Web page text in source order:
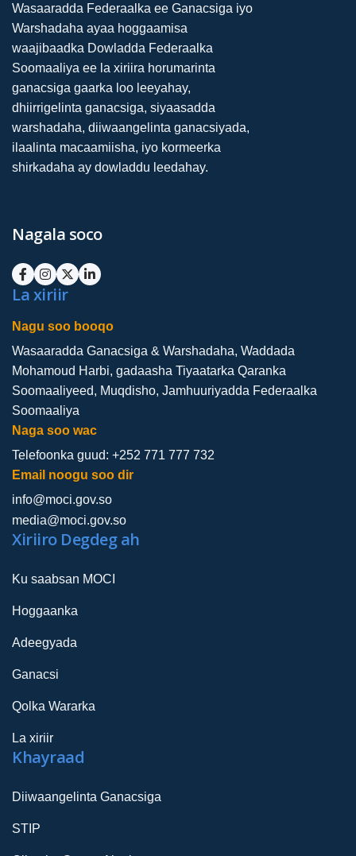
Wasaaradda Federaalka ee Ganacsiga iyo
Warshadaha ayaa hoggaamisa
waajibaadka Dowladda Federaalka
Soomaaliya ee la xiriira horumarinta
ganacsiga gaarka loo leeyahay,
dhiirrigelinta ganacsiga, siyaasadda
warshadaha, diiwaangelinta ganacsiyada,
ilaalinta macaamiisha, iyo kormeerka
shirkadaha ay dowladdu leedahay.
Nagala soco
La xiriir
Nagu soo booqo
Wasaaradda Ganacsiga & Warshadaha, Waddada
Mohamoud Harbi, gadaasha Tiyaatarka Qaranka
Soomaaliyeed, Muqdisho, Jamhuuriyadda Federaalka
Soomaaliya
Naga soo wac
Telefoonka guud: +252 771 777 732
Email noogu soo dir
info@moci.gov.so
media@moci.gov.so
Xiriiro Degdeg ah
Ku saabsan MOCI
Hoggaanka
Adeegyada
Ganacsi
Qolka Wararka
La xiriir
Khayraad
Diiwaangelinta Ganacsiga
STIP